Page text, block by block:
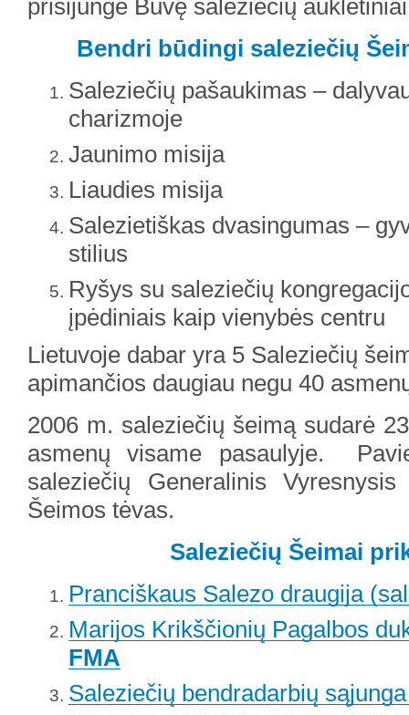
prisijungė Buvę saleziečių
Bendri būdingi saleziečių
Saleziečių pašaukimas –
charizmoje
Jaunimo misija
Liaudies misija
Salezietiškas dvasingumas –
stilius
Ryšys su saleziečių
įpėdiniais kaip vienybės centru
Lietuvoje dabar yra 5 Saleziečių
apimančios daugiau negu 40
2006 m. saleziečių šeimą sudarė
asmenų visame pasaulyje.
saleziečių Generalinis
Šeimos tėvas.
Saleziečių Šeimai
Pranciškaus Salezo draugija
Marijos Krikščionių Pagalbos
FMA
Saleziečių bendradarbių